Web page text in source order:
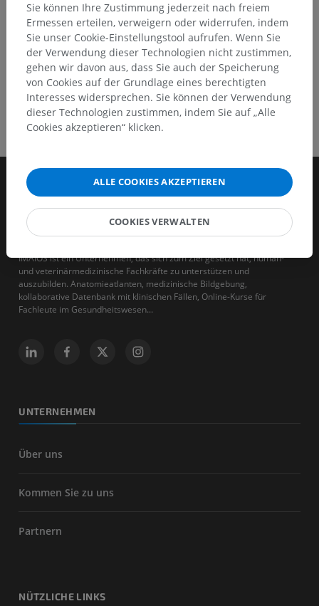
IMAIOS ist ein Unternehmen, das sich zum Ziel gesetzt hat, human-
und veterinärmedizinische Fachkräfte zu unterstützen und
auszubilden. Anatomieatlanten, medizinische Bildgebung,
kollaborative Datenbank mit klinischen Fällen, Online-Kurse für
Fachleute im Gesundheitswesen...
UNTERNEHMEN
Über uns
Kommen Sie zu uns
Partnern
NÜTZLICHE LINKS
Sie können Ihre Zustimmung jederzeit nach freiem
Ermessen erteilen, verweigern oder widerrufen, indem
Sie unser Cookie-Einstellungstool aufrufen. Wenn Sie
der Verwendung dieser Technologien nicht zustimmen,
gehen wir davon aus, dass Sie auch der Speicherung
von Cookies auf der Grundlage eines berechtigten
Interesses widersprechen. Sie können der Verwendung
dieser Technologien zustimmen, indem Sie auf „Alle
Cookies akzeptieren“ klicken.
ALLE COOKIES AKZEPTIEREN
COOKIES VERWALTEN